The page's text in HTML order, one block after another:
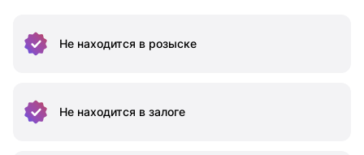
Не находится в розыске
Не находится в залоге